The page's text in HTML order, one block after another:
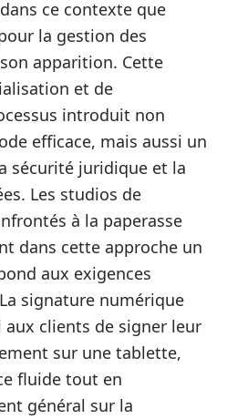
ce contexte que
la gestion des
apparition. Cette
et de
introduit non
efficace, mais aussi un
sécurité juridique et la
Les studios de
à la paperasse
dans cette approche un
aux exigences
signature numérique
clients de signer leur
sur une tablette,
fluide tout en
général sur la